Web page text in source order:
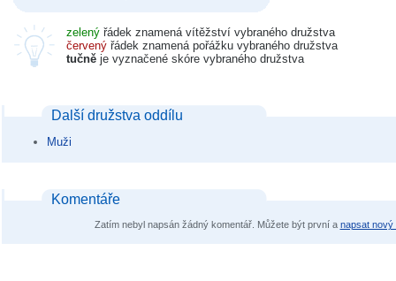
zelený řádek znamená vítěžství vybraného družstva
červený řádek znamená pořážku vybraného družstva
tučně je vyznačené skóre vybraného družstva
Další družstva oddílu
Muži
Komentáře
Zatím nebyl napsán žádný komentář. Můžete být první a napsat nový